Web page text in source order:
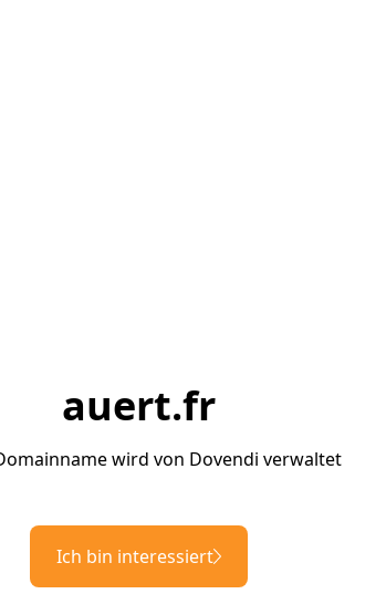
auert.fr
wird von Dovendi verwaltet
Ich bin interessiert